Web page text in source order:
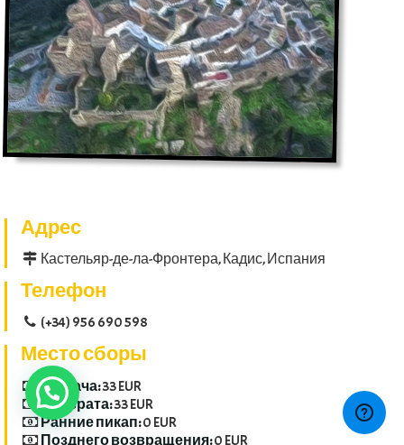
Адрес
Кастельяр-де-ла-Фронтера, Кадис, Испания
Телефон
(+34) 956 690 598
Место сборы
Выдача:33 EUR
Возврата:33 EUR
Ранние пикап:0 EUR
Позднего возвращения:0 EUR